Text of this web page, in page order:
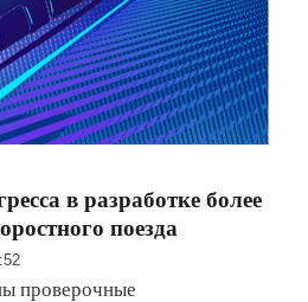
в разработке более
поезда
проверочные